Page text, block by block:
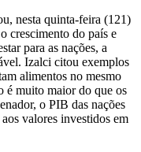
nesta quinta-feira (121)
crescimento do país e
para as nações, a
Izalci citou exemplos
alimentos no mesmo
é muito maior do que os
o PIB das nações
valores investidos em